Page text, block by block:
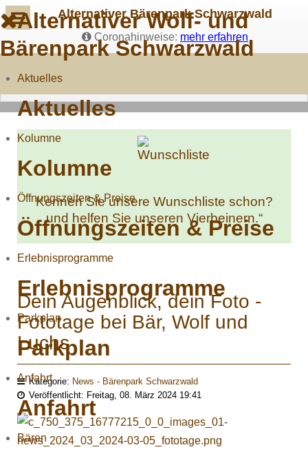
Alternativer Bärenpark Schwarzwald
Coronahinweise: mehr erfahren
Alternativer Wolf- und
Bärenpark Schwarzwald
Aktuelles
Aktuelles
Kolumne
Kolumne
Öffnungszeiten & Preise
Öffnungszeiten & Preise
Erlebnisprogramme
Erlebnisprogramme
Parkplan
Parkplan
Anfahrt
Anfahrt
Bären
Kennen Sie unsere Wunschliste schon?
und helfen Sie unseren Vierbeinern.“
Dein Augenblick, dein Foto -
Fototage bei Bär, Wolf und
Luchs
Kategorie: News - Bärenpark Schwarzwald
Veröffentlicht: Freitag, 08. März 2024 19:41